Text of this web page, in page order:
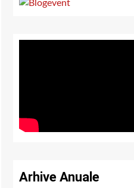
Arhive Anuale